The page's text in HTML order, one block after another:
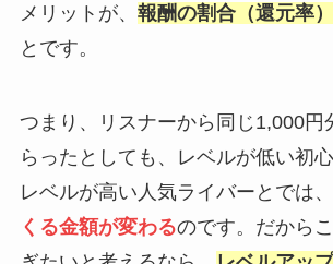
メリットが、 報酬の割合（還元率
とです。
つまり、リスナーから同じ1,000円
らったとしても、レベルが低い初
レベルが高い人気ライバーとでは、
くる金額が変わるのです。だから